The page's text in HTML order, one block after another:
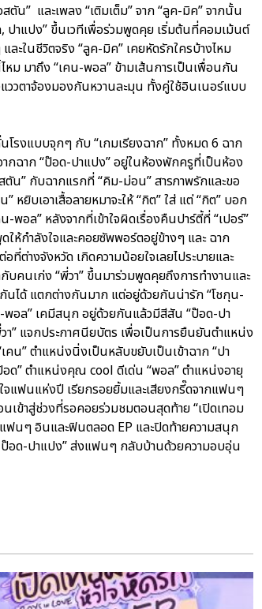
น” และเพลง “เติมเต็ม” จาก “ลูค-มิค” จากนั้น
ปาแปง” ขึ้นเวทีเพื่อร่วมพูดคุย เริ่มต้นที่คอมเม้นต์
ะในชีวิตจริง “ลูค-มิค” เคยหัดรักใครบ้างไหม
มาถึง “เคน-พอล” ข้ามเส้นการเป็นเพื่อนกัน
ววตาจ้องมองกันหวานละมุน ทั้งคู่ใช้อินเนอร์แบบ
โรงแบบจุกๆ กับ “เกมเรียงฉาก” ทั้งหมด 6 ฉาก
กฉาก “ป๊อด-ปาแปง” อยู่ในห้องพักครูที่เป็นห้อง
น” กับฉากแรกที่ “คิม-ม่อน” สารภาพรักและขอ
ยิบเอาเสื้อลายหมาจะให้ “กิต” ใส่ แต่ “กิต” บอก
พอล” หลังจากที่เข้าใจผิดเรื่องคืนปาร์ตี้ที่ “เปอร์”
ให้กำลังใจและคอยซัพพอร์ตอยู่ข้างๆ และ ฉาก
ที่ต่างจังหวัด เกิดความน้อยใจเลยไประบายและ
คนเก่ง “พี่วา” ขึ้นมาร่วมพูดคุยถึงการทำงานและ
นได้ แตกต่างกันมาก แต่อยู่ด้วยกันน่ารัก “โชกุน-
อล” เคมีสนุก อยู่ด้วยกันแล้วมีสีสัน “ป๊อด-ปา
า” แจกประกาศนียบัตร เพื่อเป็นการยืนยันตำแหน่ง
น” ตำแหน่งนิ่งเป็นหลับขยับเป็นเข้าฉาก “ปา
ด” ตำแหน่งคุณ cool ดีเด่น “พอล” ตำแหน่งอายุ
จแฟนแห่งปี เรียกรอยยิ้มและเสียงกรี๊ดจากแฟนๆ
ข้าสู่ช่วงที่รอคอยร่วมชมตอนสุดท้าย “เปิดเทอม
ฟนๆ อินและฟินตลอด EP และปิดท้ายความสนุก
อด-ปาแปง” ส่งแฟนๆ กลับบ้านด้วยความอบอุ่น